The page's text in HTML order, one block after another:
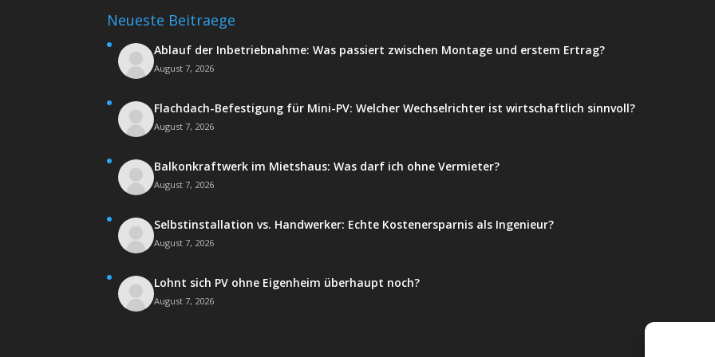
Neueste Beitraege
Ablauf der Inbetriebnahme: Was passiert zwischen Montage und erstem Ertrag?
August 7, 2026
Flachdach-Befestigung für Mini-PV: Welcher Wechselrichter ist wirtschaftlich sinnvoll?
August 7, 2026
Balkonkraftwerk im Mietshaus: Was darf ich ohne Vermieter?
August 7, 2026
Selbstinstallation vs. Handwerker: Echte Kostenersparnis als Ingenieur?
August 7, 2026
Lohnt sich PV ohne Eigenheim überhaupt noch?
August 7, 2026